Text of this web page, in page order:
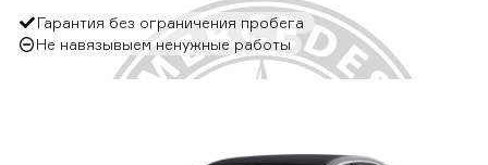
Гарантия без ограничения пробега
Не навязывыем ненужные работы